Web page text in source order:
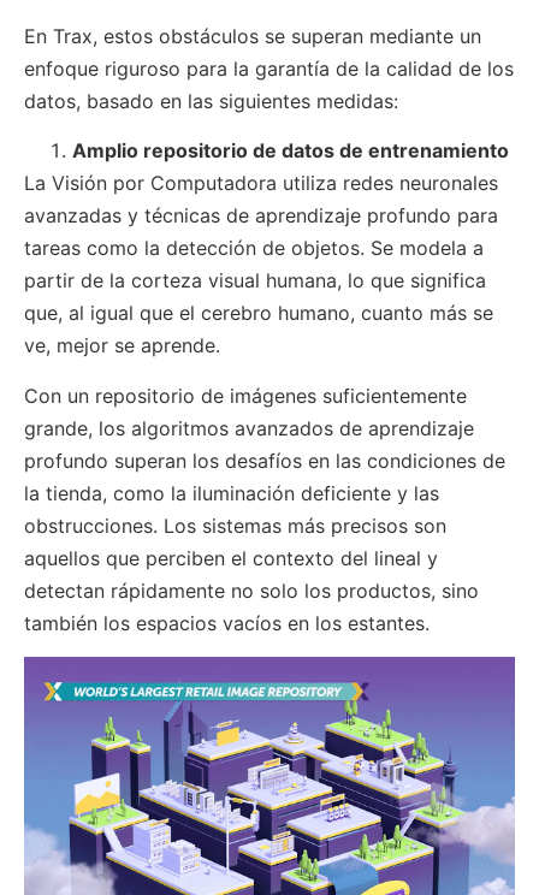
En Trax, estos obstáculos se superan mediante un
enfoque riguroso para la garantía de la calidad de los
datos, basado en las siguientes medidas:
Amplio repositorio de datos de entrenamiento
La Visión por Computadora utiliza redes neuronales
avanzadas y técnicas de aprendizaje profundo para
tareas como la detección de objetos. Se modela a
partir de la corteza visual humana, lo que significa
que, al igual que el cerebro humano, cuanto más se
ve, mejor se aprende.
Con un repositorio de imágenes suficientemente
grande, los algoritmos avanzados de aprendizaje
profundo superan los desafíos en las condiciones de
la tienda, como la iluminación deficiente y las
obstrucciones. Los sistemas más precisos son
aquellos que perciben el contexto del lineal y
detectan rápidamente no solo los productos, sino
también los espacios vacíos en los estantes.